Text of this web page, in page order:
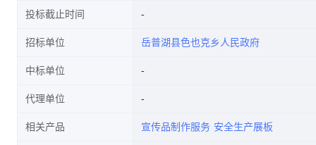
投标截止时间
招标单位 岳普湖县色也克乡人民政府
中标单位
代理单位
相关产品 宣传品制作服务 安全生产展板